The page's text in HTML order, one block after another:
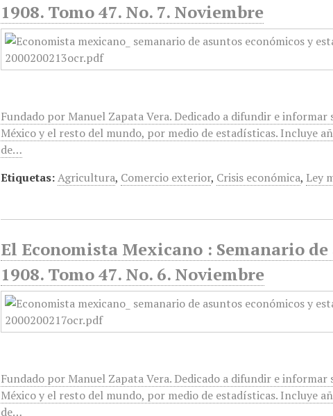
1908. Tomo 47. No. 7. Noviembre
Fundado por Manuel Zapata Vera. Dedicado a difundir e
México y el resto del mundo, por medio de estadísticas. Incluye
de…
Etiquetas:Agricultura, Comercio exterior, Crisis económica, Ley
El Economista Mexicano : Semanario
1908. Tomo 47. No. 6. Noviembre
Fundado por Manuel Zapata Vera. Dedicado a difundir e
México y el resto del mundo, por medio de estadísticas. Incluye
de…